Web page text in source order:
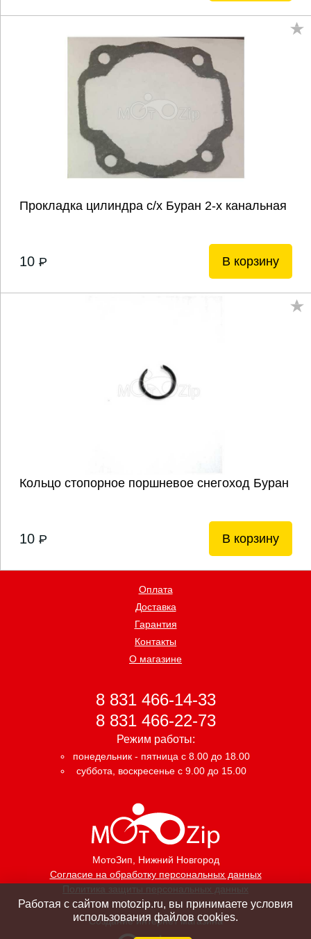
Прокладка цилиндра с/х Буран 2-х канальная
10 P В корзину
Кольцо стопорное поршневое снегоход Буран
10 P В корзину
МотоЗип, Нижний Новгород
Согласие на обработку персональных данных
Политика защиты персональных данных
Оплата
Доставка
Гарантия
Контакты
О магазине
8 831 466-14-33
8 831 466-22-73
Режим работы:
понедельник - пятница с 8.00 до 18.00
суббота, воскресенье с 9.00 до 15.00
Создание интернет магазина
Работая с сайтом motozip.ru, вы принимаете условия
использования файлов cookies.